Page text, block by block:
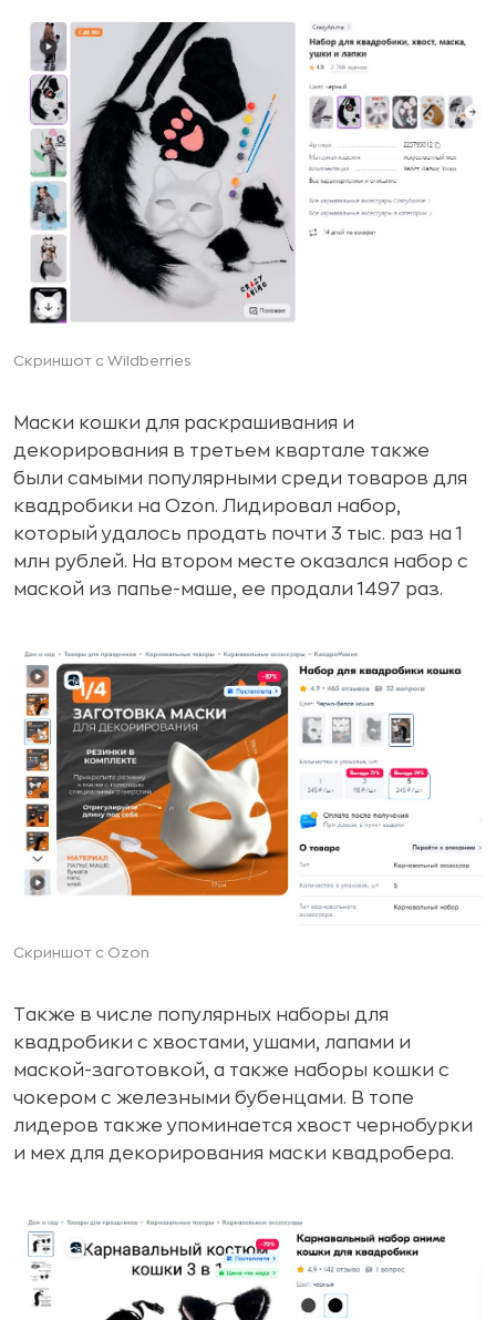
Скриншот с Wildberries
Маски кошки для раскрашивания и
декорирования в третьем квартале также
были самыми популярными среди товаров для
квадробики на Ozon. Лидировал набор,
который удалось продать почти 3 тыс. раз на 1
млн рублей. На втором месте оказался набор с
маской из папье-маше, ее продали 1497 раз.
Скриншот с Ozon
Также в числе популярных наборы для
квадробики с хвостами, ушами, лапами и
маской-заготовкой, а также наборы кошки с
чокером с железными бубенцами. В топе
лидеров также упоминается хвост чернобурки
и мех для декорирования маски квадробера.